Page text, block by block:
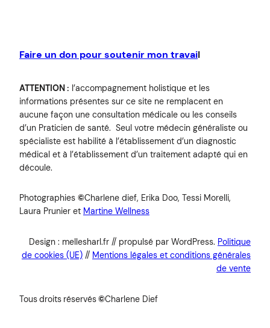
Faire un don pour soutenir mon travail
ATTENTION : l’accompagnement holistique et les
informations présentes sur ce site ne remplacent en
aucune façon une consultation médicale ou les conseils
d’un Praticien de santé. Seul votre médecin généraliste ou
spécialiste est habilité à l’établissement d’un diagnostic
médical et à l’établissement d’un traitement adapté qui en
découle.
Photographies ©Charlene dief, Erika Doo, Tessi Morelli,
Laura Prunier et Martine Wellness
Design : mellesharl.fr // propulsé par WordPress. Politique
de cookies (UE) // Mentions légales et conditions générales
de vente
Tousdroits réservés©Charlene Dief